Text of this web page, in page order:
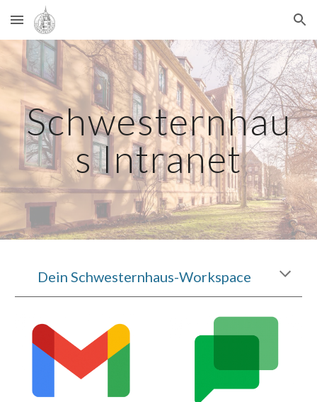
Skip to main content Skip to navigation
Schwesternhau
s Intranet
Dein Schwesternhaus-Workspace